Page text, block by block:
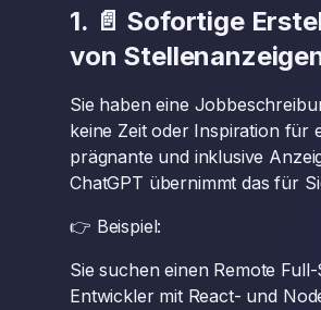
1. 📄 Sofortige
von
Sie haben eine
keine Zeit oder Inspiration für
prägnante und inklusive
ChatGPT übernimmt das für
👉 Beispiel:
Sie suchen einen Remote
Entwickler mit React- und